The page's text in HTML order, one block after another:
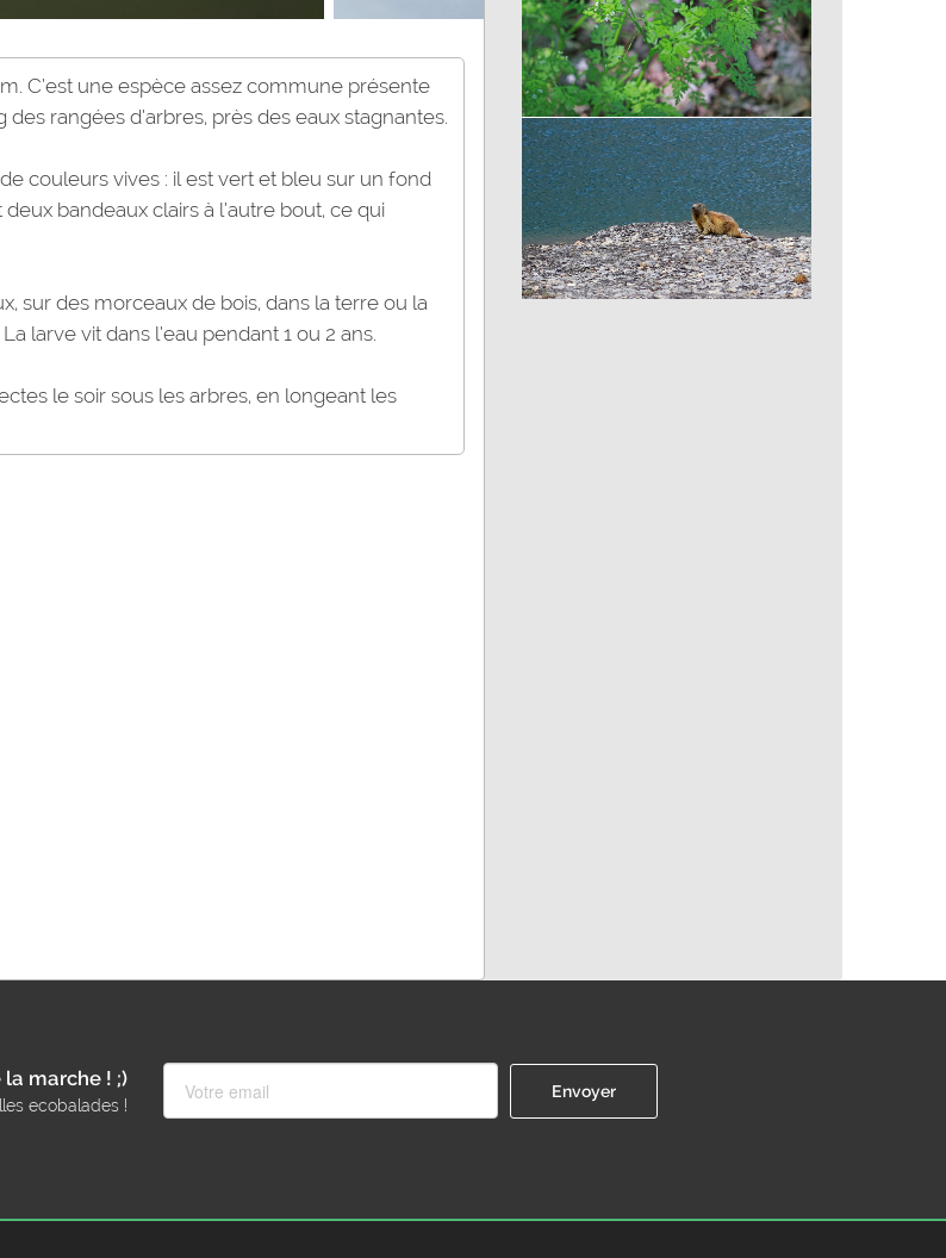
C’est une espèce assez commune présente
rangées d’arbres, près des eaux stagnantes.
couleurs vives : il est vert et bleu sur un fond
bandeaux clairs à l’autre bout, ce qui
sur des morceaux de bois, dans la terre ou la
larve vit dans l’eau pendant 1 ou 2 ans.
le soir sous les arbres, en longeant les
Cerfeuil commun
la marche ! ;)
ecobalades !